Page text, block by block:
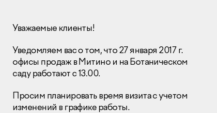
Уважаемые клиенты!
Уведомляем вас о том, что 27 января 2017 г.
офисы продаж в Митино и на Ботаническом
саду работают с 13.00.
Просим планировать время визита с учетом
изменений в графике работы.